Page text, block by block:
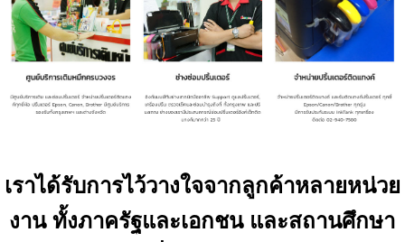
เราได้รับการไว้วางใจจากลูกค้าหลายหน่วย
งาน ทั้งภาครัฐและเอกชน และสถานศึกษา